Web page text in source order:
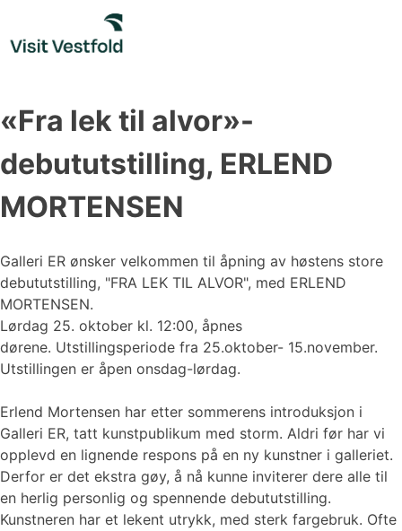
content
«Fra lek til alvor»-
debututstilling, ERLEND
MORTENSEN
Galleri ER ønsker velkommen til åpning av høstens store
debututstilling, "FRA LEK TIL ALVOR", med ERLEND
MORTENSEN.
Lørdag 25. oktober kl. 12:00, åpnes
dørene. Utstillingsperiode fra 25.oktober- 15.november.
Utstillingen er åpen onsdag-lørdag.
Erlend Mortensen har etter sommerens introduksjon i
Galleri ER, tatt kunstpublikum med storm. Aldri før har vi
opplevd en lignende respons på en ny kunstner i galleriet.
Derfor er det ekstra gøy, å nå kunne inviterer dere alle til
en herlig personlig og spennende debututstilling.
Kunstneren har et lekent utrykk, med sterk fargebruk. Ofte